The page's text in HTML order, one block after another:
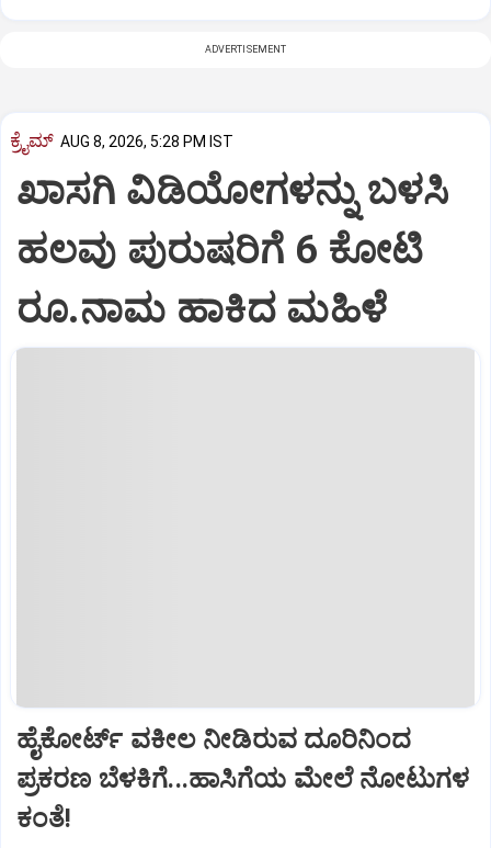
ADVERTISEMENT
ಕ್ರೈಮ್ AUG 8, 2026, 5:28 PM IST
ಖಾಸಗಿ ವಿಡಿಯೋಗಳನ್ನು ಬಳಸಿ
ಹಲವು ಪುರುಷರಿಗೆ 6 ಕೋಟಿ
ರೂ.ನಾಮ ಹಾಕಿದ ಮಹಿಳೆ
ಹೈಕೋರ್ಟ್‌ ವಕೀಲ ನೀಡಿರುವ ದೂರಿನಿಂದ
ಪ್ರಕರಣ ಬೆಳಕಿಗೆ...ಹಾಸಿಗೆಯ ಮೇಲೆ ನೋಟುಗಳ
ಕಂತೆ!